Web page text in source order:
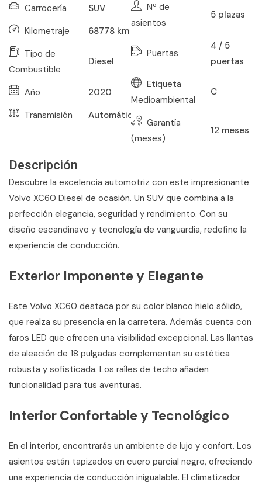
Carrocería
SUV
Kilometraje
68778 km
Tipo de
Combustible
Diesel
Año
2020
Transmisión
Automático
Nº de
asientos
5 plazas
Puertas
4 / 5
puertas
Etiqueta
Medioambiental
C
Garantía
(meses)
12 meses
Descripción
Descubre la excelencia automotriz con este impresionante
Volvo XC60 Diesel de ocasión. Un SUV que combina a la
perfección elegancia, seguridad y rendimiento. Con su
diseño escandinavo y tecnología de vanguardia, redefine la
experiencia de conducción.
Exterior Imponente y Elegante
Este Volvo XC60 destaca por su color blanco hielo sólido,
que realza su presencia en la carretera. Además cuenta con
faros LED que ofrecen una visibilidad excepcional. Las llantas
de aleación de 18 pulgadas complementan su estética
robusta y sofisticada. Los raíles de techo añaden
funcionalidad para tus aventuras.
Interior Confortable y Tecnológico
En el interior, encontrarás un ambiente de lujo y confort. Los
asientos están tapizados en cuero parcial negro, ofreciendo
una experiencia de conducción inigualable. El climatizador